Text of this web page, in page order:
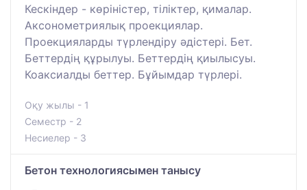
Кескіндер - көріністер, тіліктер, қималар.
Аксонометриялық проекциялар.
Проекцияларды түрлендіру әдістері. Бет.
Беттердің құрылуы. Беттердің қиылысуы.
Коаксиалды беттер. Бұйымдар түрлері.
Оқу жылы - 1
Семестр - 2
Несиелер - 3
Бетон технологиясымен танысу